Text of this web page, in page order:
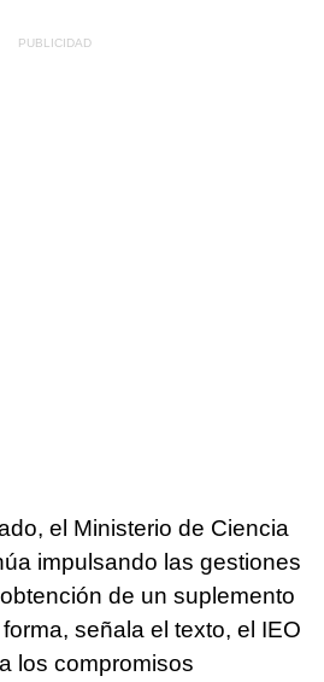
el Ministerio de Ciencia
impulsando las gestiones
de un suplemento
señala el texto, el IEO
los compromisos